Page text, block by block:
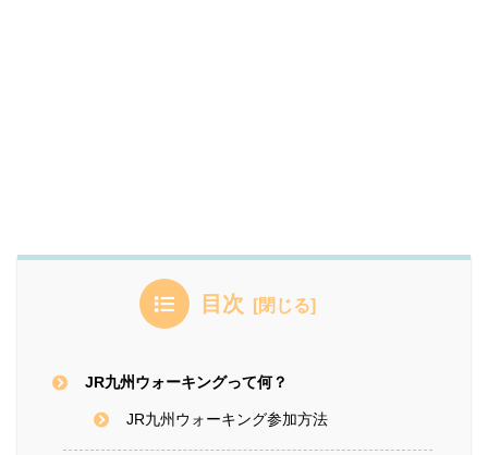
目次
JR九州ウォーキングって何？
JR九州ウォーキング参加方法